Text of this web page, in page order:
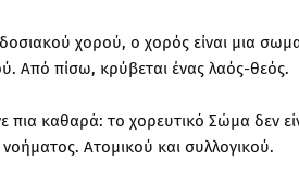
χορού, ο χορός είναι μια
Από πίσω, κρύβεται ένας λαός-θεός.
πια καθαρά: το χορευτικό Σώμα δεν
Ατομικού και συλλογικού.